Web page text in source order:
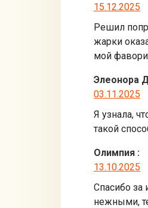
15.12.2025
Решил
жарки
мой
Элеонора
03.11.2025
Я узнала,
такой
Олимпия :
13.10.2025
Спасибо за
нежными,